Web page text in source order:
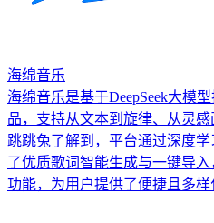
海绵音乐
海绵音乐是基于DeepSeek大模
品，支持从文本到旋律、从灵感
跳跳兔了解到，平台通过深度
了优质歌词智能生成与一键导
功能，为用户提供了便捷且多